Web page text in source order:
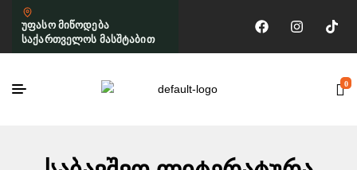
უფასო მიწოდება
საქართველოს მასშტაბით
0